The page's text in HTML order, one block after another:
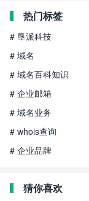
热门标签
# 垦派科技
# 域名
# 域名百科知识
# 企业邮箱
# 域名业务
# whois查询
# 企业品牌
猜你喜欢